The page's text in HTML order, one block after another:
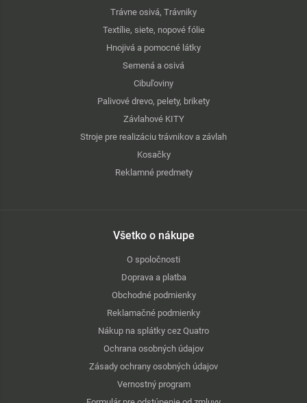
Trávne osivá, Trávniky
Textílie, siete, nopové fólie
Hnojivá a pomocné látky
Semená a osivá
Cibuľoviny
Palivové drevo, pelety, brikety
Závlahové KITY
Stroje pre realizáciu trávnikov a závlah
Kosačky
Reklamné predmety
Všetko o nákupe
O spoločnosti
Doprava a platba
Obchodné podmienky
Reklamačné podmienky
Nákup na splátky cez Quatro
Ochrana osobných údajov
Zásady ochrany osobných údajov
Vernostný program